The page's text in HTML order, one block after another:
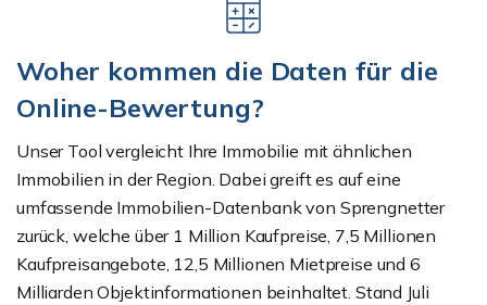
Woher kommen die Daten für die
Online-Bewertung?
Unser Tool vergleicht Ihre Immobilie mit ähnlichen
Immobilien in der Region. Dabei greift es auf eine
umfassende Immobilien-Datenbank von Sprengnetter
zurück, welche über 1 Million Kaufpreise, 7,5 Millionen
Kaufpreisangebote, 12,5 Millionen Mietpreise und 6
Milliarden Objektinformationen beinhaltet. Stand Juli